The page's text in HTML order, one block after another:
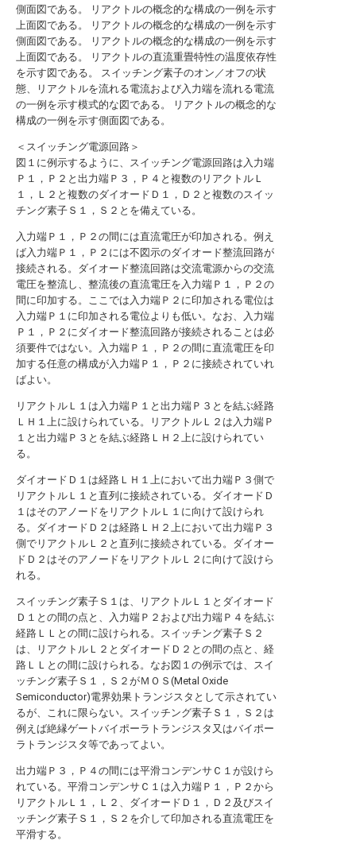
側面図である。
リアクトルの概念的な構成の一例を示す
上面図である。
リアクトルの概念的な構成の一例を示す
側面図である。
リアクトルの概念的な構成の一例を示す
上面図である。
リアクトルの直流重畳特性の温度依存性
を示す図である。
スイッチング素子のオン／オフの状
態、リアクトルを流れる電流および入力端を流れる電流
の一例を示す模式的な図である。
リアクトルの概念的な
構成の一例を示す側面図である。
＜スイッチング電源回路＞
図１に例示するように、スイッチング電源回路は入力端
Ｐ１，Ｐ２と出力端Ｐ３，Ｐ４と複数のリアクトルＬ
１，Ｌ２と複数のダイオードＤ１，Ｄ２と複数のスイッ
チング素子Ｓ１，Ｓ２とを備えている。
入力端Ｐ１，Ｐ２の間には直流電圧が印加される。例え
ば入力端Ｐ１，Ｐ２には不図示のダイオード整流回路が
接続される。ダイオード整流回路は交流電源からの交流
電圧を整流し、整流後の直流電圧を入力端Ｐ１，Ｐ２の
間に印加する。ここでは入力端Ｐ２に印加される電位は
入力端Ｐ１に印加される電位よりも低い。なお、入力端
Ｐ１，Ｐ２にダイオード整流回路が接続されることは必
須要件ではない。入力端Ｐ１，Ｐ２の間に直流電圧を印
加する任意の構成が入力端Ｐ１，Ｐ２に接続されていれ
ばよい。
リアクトルＬ１は入力端Ｐ１と出力端Ｐ３とを結ぶ経路
ＬＨ１上に設けられている。リアクトルＬ２は入力端Ｐ
１と出力端Ｐ３とを結ぶ経路ＬＨ２上に設けられてい
る。
ダイオードＤ１は経路ＬＨ１上において出力端Ｐ３側で
リアクトルＬ１と直列に接続されている。ダイオードＤ
１はそのアノードをリアクトルＬ１に向けて設けられ
る。ダイオードＤ２は経路ＬＨ２上において出力端Ｐ３
側でリアクトルＬ２と直列に接続されている。ダイオー
ドＤ２はそのアノードをリアクトルＬ２に向けて設けら
れる。
スイッチング素子Ｓ１は、リアクトルＬ１とダイオード
Ｄ１との間の点と、入力端Ｐ２および出力端Ｐ４を結ぶ
経路ＬＬとの間に設けられる。スイッチング素子Ｓ２
は、リアクトルＬ２とダイオードＤ２との間の点と、経
路ＬＬとの間に設けられる。なお図１の例示では、スイ
ッチング素子Ｓ１，Ｓ２がＭＯＳ(Metal Oxide
Semiconductor)電界効果トランジスタとして示されてい
るが、これに限らない。スイッチング素子Ｓ１，Ｓ２は
例えば絶縁ゲートバイポーラトランジスタ又はバイポー
ラトランジスタ等であってよい。
出力端Ｐ３，Ｐ４の間には平滑コンデンサＣ１が設けら
れている。平滑コンデンサＣ１は入力端Ｐ１，Ｐ２から
リアクトルＬ１，Ｌ２、ダイオードＤ１，Ｄ２及びスイ
ッチング素子Ｓ１，Ｓ２を介して印加される直流電圧を
平滑する。